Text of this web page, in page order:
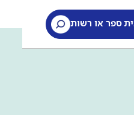
ספר או רשות